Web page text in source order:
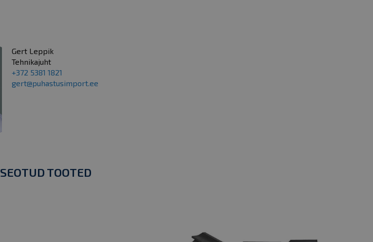
Gert Leppik
Tehnikajuht
+372 5381 1821
gert@puhastusimport.ee
SEOTUD TOOTED